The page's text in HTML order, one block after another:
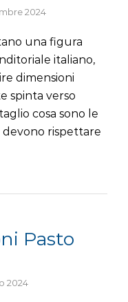
2024
una figura
italiano,
dimensioni
spinta verso
cosa sono le
devono rispettare
Pasto
2024